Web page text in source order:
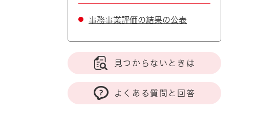
事務事業評価の結果の公表
見つからないときは
よくある質問と回答